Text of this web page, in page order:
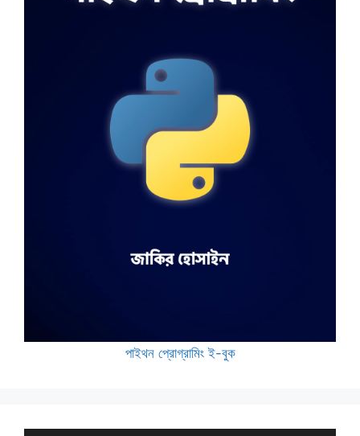
পাইথন প্রোগ্রামিং ই-বুক